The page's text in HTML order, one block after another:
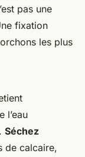
pas une
fixation
les plus
l’eau
Séchez
de calcaire,